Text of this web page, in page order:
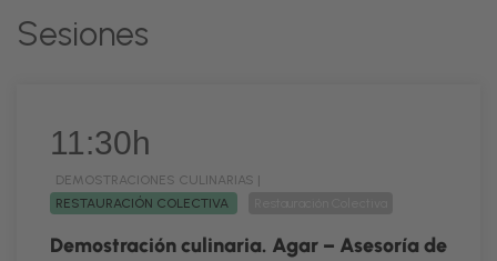
Sesiones
11:30h
DEMOSTRACIONES CULINARIAS |
RESTAURACIÓN COLECTIVA
Demostración culinaria. Agar – Asesoría de